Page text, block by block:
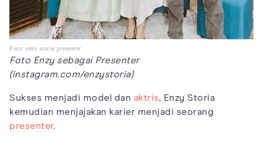
Foto: enzy storia presenter
Foto Enzy sebagai Presenter
(instagram.com/enzystoria)
Sukses menjadi model dan aktris, Enzy Storia
kemudian menjajakan karier menjadi seorang
presenter.